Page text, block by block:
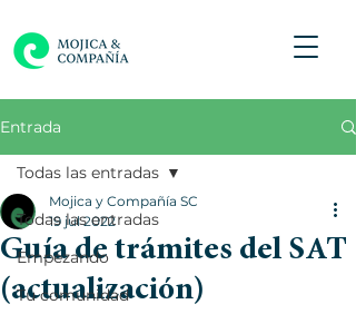
Entrada
Todas las entradas
Empezando
Tu comunidad
Todas las entradas
Guía de trámites del SAT
(actualización)
Mojica y Compañía SC
19 jul 2022